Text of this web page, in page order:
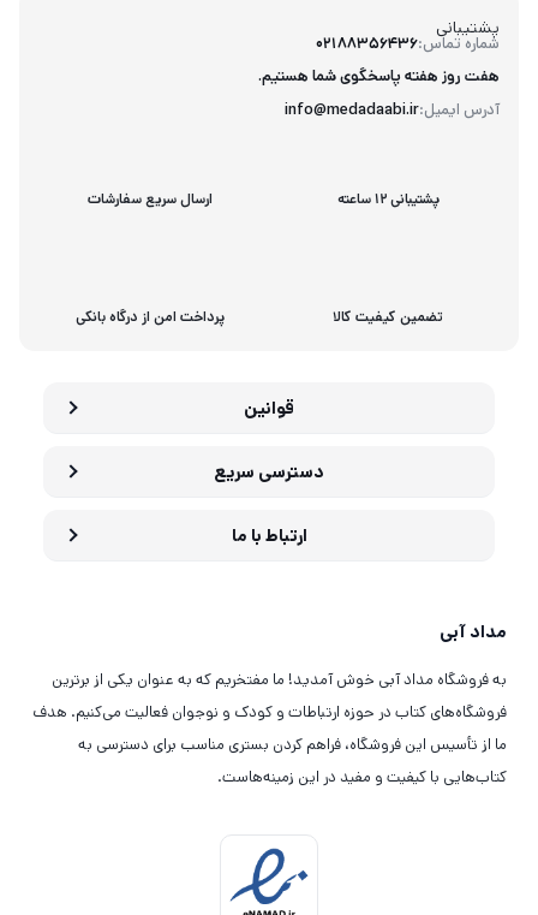
پشتیبانی
شماره تماس:02188356436
آدرس ایمیل:info@medadaabi.ir
هفت روز هفته پاسخگوی شما هستیم.
پشتیبانی 12 ساعته ارسال سریع سفارشات
تضمین کیفیت کالا پرداخت امن از درگاه بانکی
قوانین
دسترسی سریع
ارتباط با ما
مداد آبی
به فروشگاه مداد آبی خوش آمدید! ما مفتخریم که به عنوان یکی از برترین
فروشگاه‌های کتاب در حوزه ارتباطات و کودک و نوجوان فعالیت می‌کنیم. هدف
ما از تأسیس این فروشگاه، فراهم کردن بستری مناسب برای دسترسی به
کتاب‌هایی با کیفیت و مفید در این زمینه‌هاست.